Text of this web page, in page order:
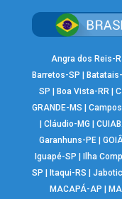
Angra dos Reis-
Barretos-SP |
SP |Boa Vista-RR |
GRANDE-MS |
| Cláudio-MG |
Garanhuns-PE |
Iguapé-SP |Ilha
SP |Itaqui-RS |
MACAPÁ-AP |